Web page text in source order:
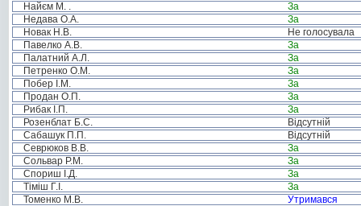
Найєм М. .
За
Недава О.А.
За
Новак Н.В.
Не голосувала
Павелко А.В.
За
Палатний А.Л.
За
Петренко О.М.
За
Побер І.М.
За
Продан О.П.
За
Рибак І.П.
За
Розенблат Б.С.
Відсутній
Сабашук П.П.
Відсутній
Севрюков В.В.
За
Сольвар Р.М.
За
Спориш І.Д.
За
Тіміш Г.І.
За
Томенко М.В.
Утримався